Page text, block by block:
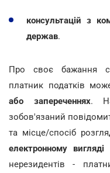
консультацій з
держав.
Про своє бажання
платник податків
або запереченнях.
зобов'язаний
та місце/спосіб
електронному
нерезидентів -